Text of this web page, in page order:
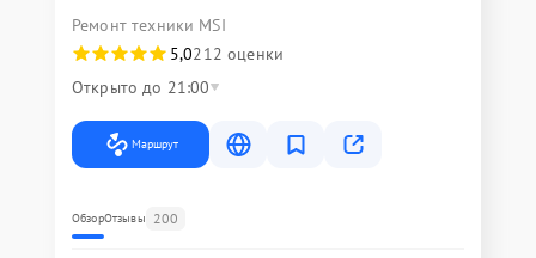
Ремонт техники MSI
5,0212 оценки
Открыто до 21:00
Маршрут
ОбзорОтзывы 200